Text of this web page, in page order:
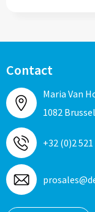
Contact
Maria Van
1082 Brussel
+32 (0)2 521